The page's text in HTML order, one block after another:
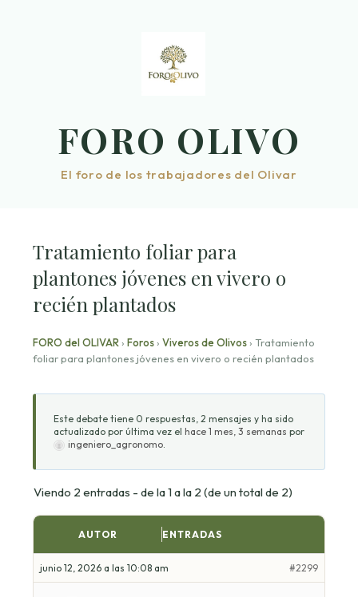
FORO OLIVO
El foro de los trabajadores del Olivar
Tratamiento foliar para
plantones jóvenes en vivero o
recién plantados
FORO del OLIVAR › Foros › Viveros de Olivos › Tratamiento
foliar para plantones jóvenes en vivero o recién plantados
Este debate tiene 0 respuestas, 2 mensajes y ha sido
actualizado por última vez el hace 1 mes, 3 semanas por
ingeniero_agronomo
Viendo 2 entradas - de la 1 a la 2 (de un total de 2)
AUTOR ENTRADAS
junio 12, 2026 a las 10:08 am #2299